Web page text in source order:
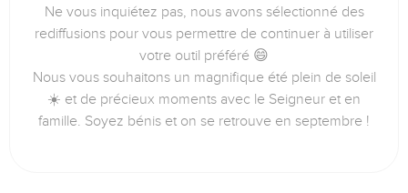
Ne vous inquiétez pas, nous avons sélectionné des
rediffusions pour vous permettre de continuer à utiliser
votre outil préféré 😄
Nous vous souhaitons un magnifique été plein de soleil
☀️ et de précieux moments avec le Seigneur et en
famille. Soyez bénis et on se retrouve en septembre !